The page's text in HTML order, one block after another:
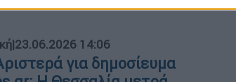
|23.06.2026 14:06
για δημοσίευμα